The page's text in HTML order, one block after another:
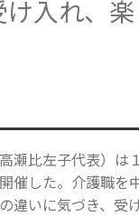
入れ、
瀬比左子代表）は
催した。介護職
違いに気づき、受